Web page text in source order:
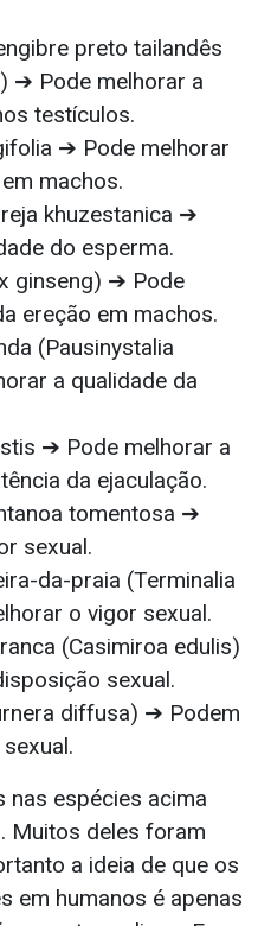
preto tailandês
➔ Pode melhorar a
testículos.
➔ Pode melhorar
machos.
khuzestanica ➔
do esperma.
ginseng) ➔ Pode
ereção em machos.
(Pausinystalia
a qualidade da
➔ Pode melhorar a
da ejaculação.
tomentosa ➔
sexual.
da-praia (Terminalia
o vigor sexual.
(Casimiroa edulis)
sexual.
diffusa) ➔ Podem
nas espécies acima
Muitos deles foram
a ideia de que os
em humanos é apenas